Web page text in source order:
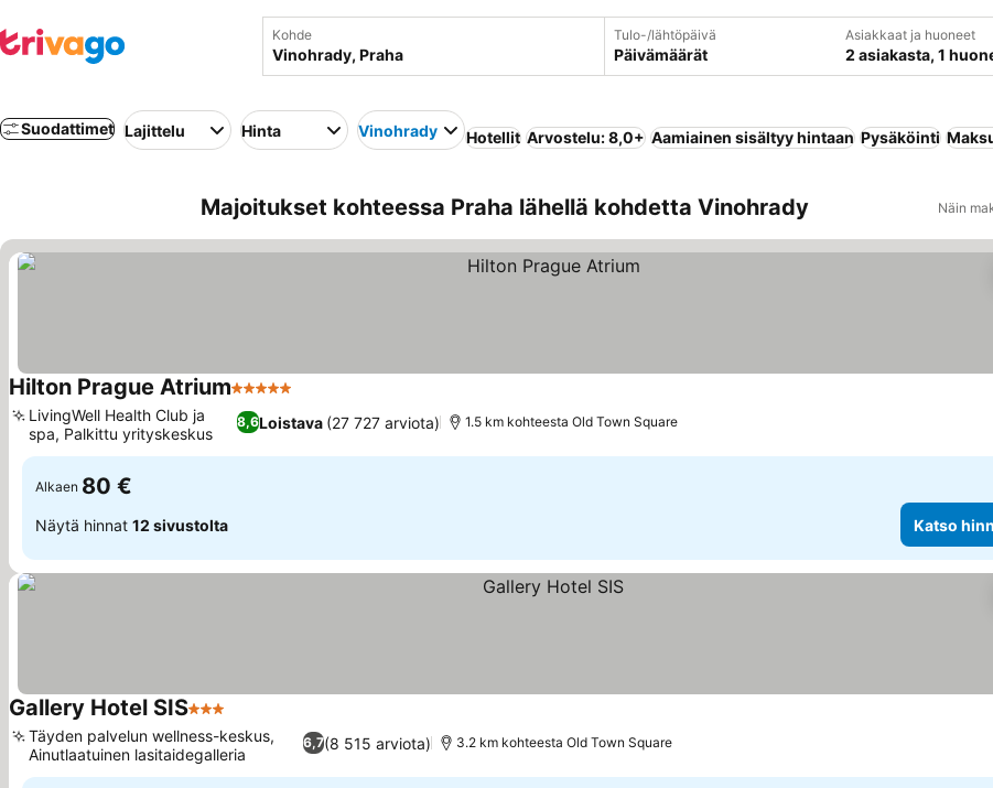
Kohde Tulo-/lähtöpäivä
Päivämäärät
Asiakkaat ja huoneet
2 asiakasta, 1
Suodattimet Lajittelu Hinta Vinohrady Hotellit Arvostelu: 8,0+ Aamiainen sisältyy hintaan Pysäköinti
Majoitukset kohteessa Praha lähellä kohdetta Vinohrady Näin
Hilton Prague Atrium5 Tähtiluokitus
8,6Loistava (27 727 arviota)
LivingWell Health Club ja
spa, Palkittu yrityskeskus
1.5 km kohteesta Old Town Square
Alkaen 80 €
Näytä hinnat 12 sivustolta Katso
Gallery Hotel SIS3 Tähtiluokitus
6,7(8 515 arviota)
Täyden palvelun wellness-keskus,
Ainutlaatuinen lasitaidegalleria
3.2 km kohteesta Old Town Square